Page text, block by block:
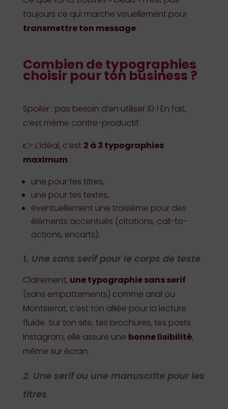
toujours ce qui marche visuellement pour
transmettre ton message.
Combien de typographies
choisir pour ton business ?
Spoiler : pas besoin d’en utiliser 10 ! En fait,
c’est même contre-productif.
👉 L’idéal, c’est 2 à 3 typographies
maximum :
une pour tes titres,
une pour tes textes,
éventuellement une troisième pour des
éléments accentués (citations, call-to-
actions, encarts).
1. Une sans serif pour le corps de texte
Clairement, une typographie sans serif
(sans empattements) comme arial ou
Montserrat, c’est ton alliée pour la lecture
fluide. Sur ton site, tes brochures, tes posts
Instagram, elle assure une bonne lisibilité,
même sur écran.
2. Une serif ou une manuscrite pour les
titres